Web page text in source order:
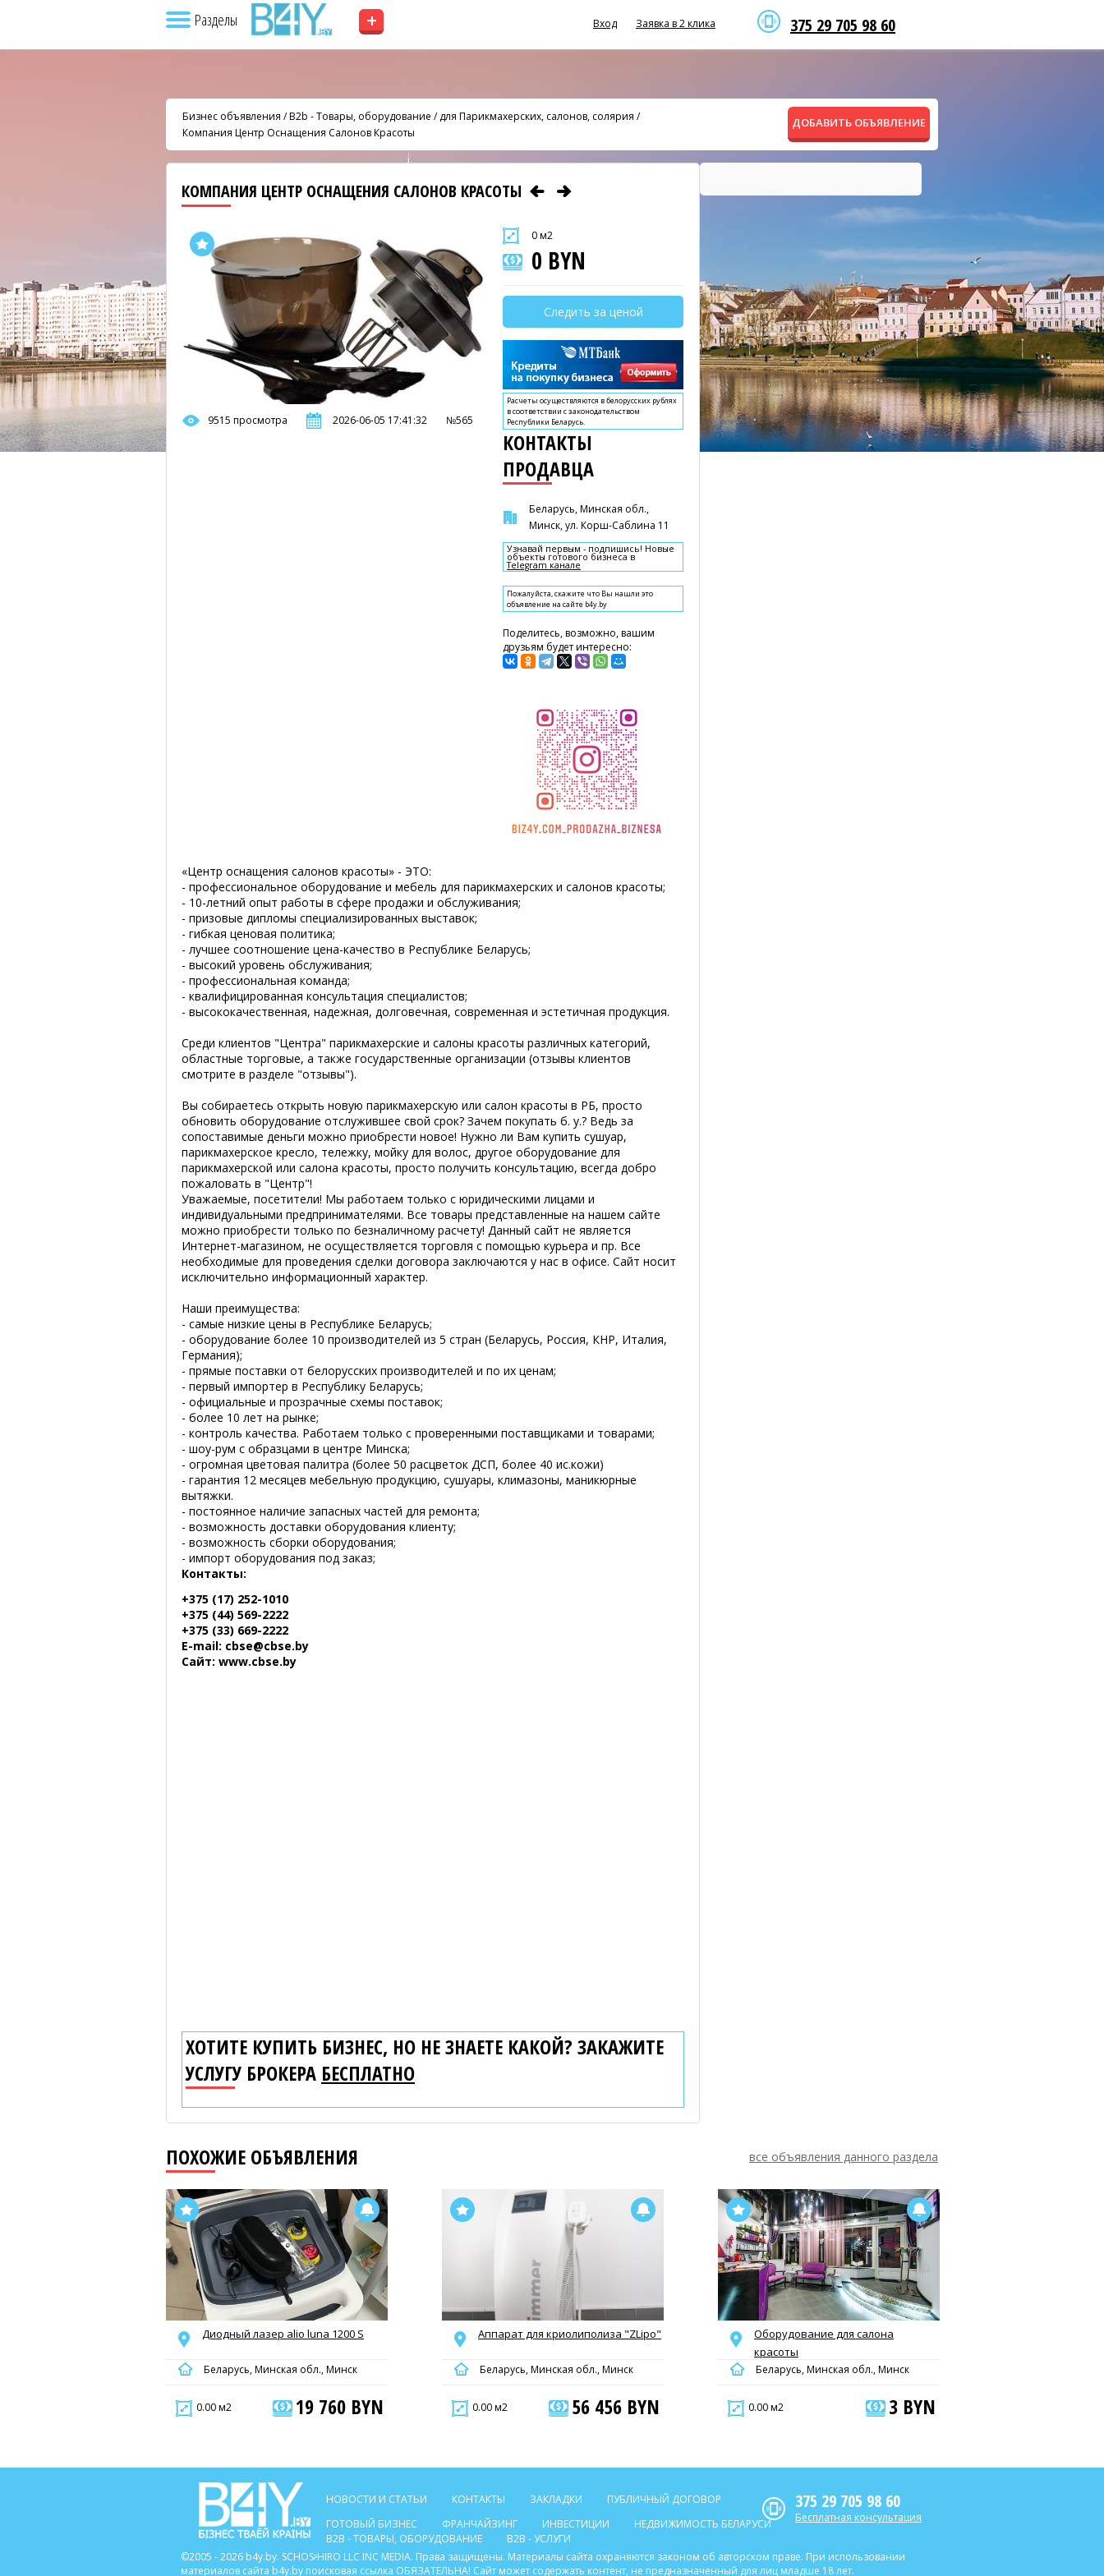
Разделы + 375 29 705 98 60
Вход Заявка в 2 клика
Бизнес объявления /B2b - Товары, оборудование /для Парикмахерских, салонов, солярия /
Компания Центр Оснащения Салонов Красоты
ДОБАВИТЬ ОБЪЯВЛЕНИЕ
КОМПАНИЯ ЦЕНТР ОСНАЩЕНИЯ САЛОНОВ КРАСОТЫ
9515 просмотра 2026-06-05 17:41:32 №565
0 м2
0 BYN
Следить за ценой
Расчеты осуществляются в белорусских рублях
в соответствии с законодательством
Республики Беларусь.
КОНТАКТЫ
ПРОДАВЦА
Беларусь, Минская обл.,
Минск, ул. Корш-Саблина 11
Узнавай первым - подпишись! Новые
объекты готового бизнеса в
Telegram канале
Пожалуйста, скажите что Вы нашли это
объявление на сайте b4y.by
Поделитесь, возможно, вашим
друзьям будет интересно:
«Центр оснащения салонов красоты» - ЭТО:
- профессиональное оборудование и мебель для парикмахерских и салонов красоты;
- 10-летний опыт работы в сфере продажи и обслуживания;
- призовые дипломы специализированных выставок;
- гибкая ценовая политика;
- лучшее соотношение цена-качество в Республике Беларусь;
- высокий уровень обслуживания;
- профессиональная команда;
- квалифицированная консультация специалистов;
- высококачественная, надежная, долговечная, современная и эстетичная продукция.
Среди клиентов "Центра" парикмахерские и салоны красоты различных категорий,
областные торговые, а также государственные организации (отзывы клиентов
смотрите в разделе "отзывы").
Вы собираетесь открыть новую парикмахерскую или салон красоты в РБ, просто
обновить оборудование отслужившее свой срок? Зачем покупать б. у.? Ведь за
сопоставимые деньги можно приобрести новое! Нужно ли Вам купить сушуар,
парикмахерское кресло, тележку, мойку для волос, другое оборудование для
парикмахерской или салона красоты, просто получить консультацию, всегда добро
пожаловать в "Центр"!
Уважаемые, посетители! Мы работаем только с юридическими лицами и
индивидуальными предпринимателями. Все товары представленные на нашем сайте
можно приобрести только по безналичному расчету! Данный сайт не является
Интернет-магазином, не осуществляется торговля с помощью курьера и пр. Все
необходимые для проведения сделки договора заключаются у нас в офисе. Сайт носит
исключительно информационный характер.
Наши преимущества:
- самые низкие цены в Республике Беларусь;
- оборудование более 10 производителей из 5 стран (Беларусь, Россия, КНР, Италия,
Германия);
- прямые поставки от белорусских производителей и по их ценам;
- первый импортер в Республику Беларусь;
- официальные и прозрачные схемы поставок;
- более 10 лет на рынке;
- контроль качества. Работаем только с проверенными поставщиками и товарами;
- шоу-рум с образцами в центре Минска;
- огромная цветовая палитра (более 50 расцветок ДСП, более 40 ис.кожи)
- гарантия 12 месяцев мебельную продукцию, сушуары, климазоны, маникюрные
вытяжки.
- постоянное наличие запасных частей для ремонта;
- возможность доставки оборудования клиенту;
- возможность сборки оборудования;
- импорт оборудования под заказ;
Контакты:
+375 (17) 252-1010
+375 (44) 569-2222
+375 (33) 669-2222
E-mail: cbse@cbse.by
Сайт: www.cbse.by
ХОТИТЕ КУПИТЬ БИЗНЕС, НО НЕ ЗНАЕТЕ КАКОЙ? ЗАКАЖИТЕ
УСЛУГУ БРОКЕРА БЕСПЛАТНО
ПОХОЖИЕ ОБЪЯВЛЕНИЯ все объявления данного раздела
Диодный лазер alio luna 1200 S
Беларусь, Минская обл., Минск
0.00 м2 19 760 BYN
Аппарат для криолиполиза "ZLipo"
Беларусь, Минская обл., Минск
0.00 м2 56 456 BYN
Оборудование для салона
красоты
Беларусь, Минская обл., Минск
0.00 м2 3 BYN
НОВОСТИ И СТАТЬИ КОНТАКТЫ ЗАКЛАДКИ
ПУБЛИЧНЫЙ ДОГОВОР
ГОТОВЫЙ БИЗНЕС
ФРАНЧАЙЗИНГ ИНВЕСТИЦИИ
НЕДВИЖИМОСТЬ БЕЛАРУСИ
B2B - ТОВАРЫ, ОБОРУДОВАНИЕ
B2B - УСЛУГИ
375 29 705 98 60
Бесплатная консультация
©2005 - 2026 b4y.by. SCHOSᶳHIRO LLC INC MEDIA. Права защищены. Материалы сайта охраняются законом об авторском праве. При использовании
материалов сайта b4y.by поисковая ссылка ОБЯЗАТЕЛЬНА! Сайт может содержать контент, не предназначенный для лиц младше 18 лет.